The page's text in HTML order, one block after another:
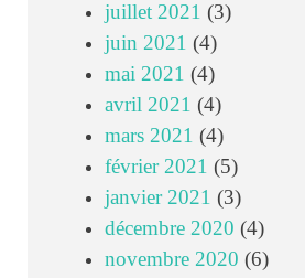
juillet 2021 (3)
juin 2021 (4)
mai 2021 (4)
avril 2021 (4)
mars 2021 (4)
février 2021 (5)
janvier 2021 (3)
décembre 2020 (4)
novembre 2020 (6)